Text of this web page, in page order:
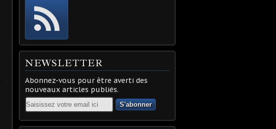
NEWSLETTER
Abonnez-vous pour être averti des
nouveaux articles publiés.
Email